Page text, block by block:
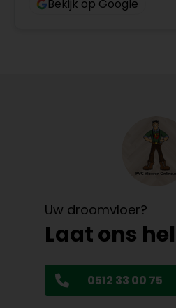
Bekijk op Google
Uw droomvloer?
Laat ons
0512 33 00 75